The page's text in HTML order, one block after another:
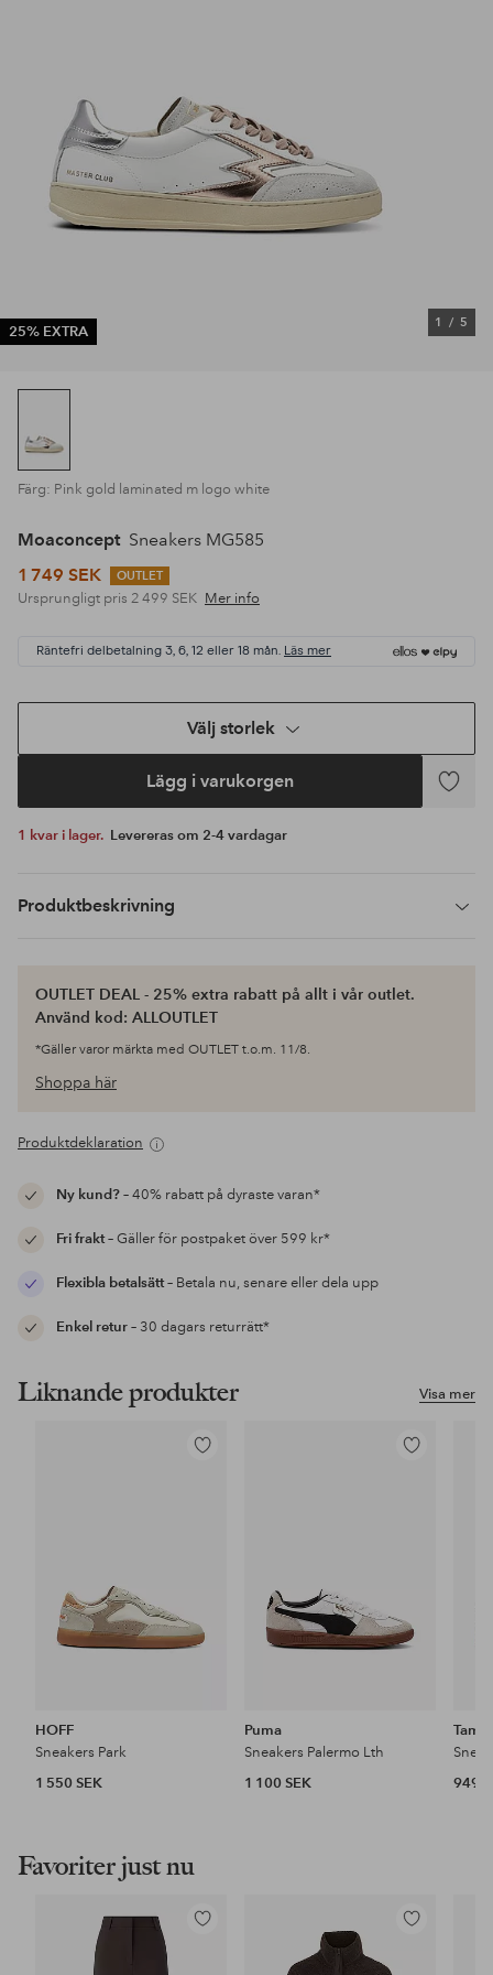
25% EXTRA
1 / 5
Färg: Pink gold laminated m logo white
Moaconcept Sneakers MG585
1 749 SEK
OUTLET
Ursprungligt pris 2 499 SEK Mer info
Räntefri delbetalning 3, 6, 12 eller 18 mån. Läs mer
Välj storlek
Lägg i varukorgen
Lägg
1 kvar i lager. Levereras om 2-4 vardagar
Produktbeskrivning
OUTLET DEAL - 25% extra rabatt på allt i vår outlet.
Använd kod: ALLOUTLET
*Gäller varor märkta med OUTLET t.o.m. 11/8.
Shoppa här
Produktdeklaration
Ny kund?– 40% rabatt på dyraste varan*
Fri frakt– Gäller för postpaket över 599 kr*
Flexibla betalsätt– Betala nu, senare eller dela upp
Enkel retur– 30 dagars returrätt*
Visa mer
Liknande produkter
Lägg
HOFF
Sneakers Park
1 550 SEK
Lägg
Puma
Sneakers Palermo Lth
1 100 SEK
949
Favoriter just nu
Lägg
Lägg